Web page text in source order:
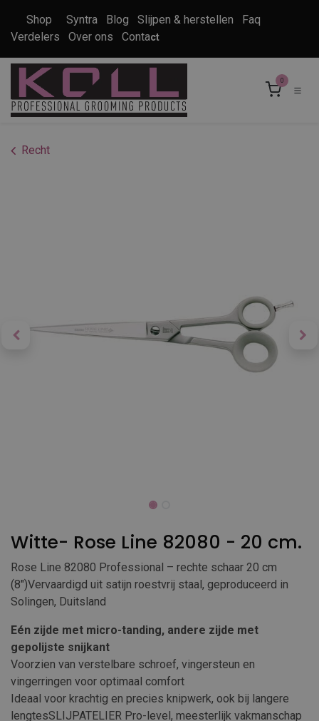
Shop Syntra Blog Slijpen & herstellen
Faq
Verdelers
Over ons Contact
0
Recht
Witte- Rose Line 82080 - 20 cm.
Rose Line 82080 Professional – rechte schaar 20 cm
(8″)Vervaardigd uit satijn roestvrij staal, geproduceerd in
Solingen, Duitsland
Eén zijde met micro-tanding, andere zijde met
gepolijste snijkant
Voorzien van verstelbare schroef, vingersteun en
vingerringen voor optimaal comfort
Ideaal voor krachtig en precies knipwerk, ook bij langere
lengtesSLIJPATELIER Pro-level, meesterlijk vakmanschap